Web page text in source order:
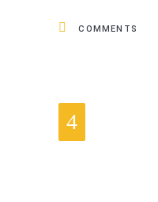
COMMENTS